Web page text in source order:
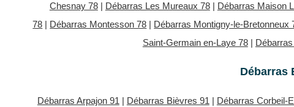
Chesnay 78| Débarras Les Mureaux 78| Débarras Maison
78 | Débarras Montesson 78 | Débarras Montigny-le-Bretonneux
Saint-Germain en-Laye 78|
Débarras
Débarras Arpajon 91 | Débarras Bièvres 91 | Débarras Corbeil-